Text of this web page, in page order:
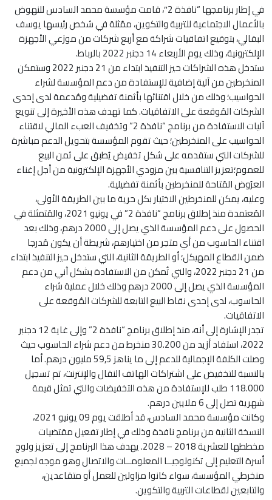
في إطار برنامجها “نافذة 2″، قامت مؤسسة محمد السادس للنهوض
بالأعمال الاجتماعية للتربية والتكوين، ممُثلة في شخص رئيسها يوسف
البقالي، بتوقيع اتفاقيات شراكة مع أربع شركات من موزعي الأجهزة
الإلكترونية، وذلك يوم الأربعاء 14 دجنبر 2022 بالرباط.
ستدخل هذه الشراكات حيز التنفيذ ابتداء من 21 دجنبر 2022 وستمكن
المنخرطين من آلية إضافية للإستفادة من دعم المؤسسة لشراء
الحواسيب؛ وذلك من خلال اقتنائها بأثمنة تفضيلية ومُدعمة لدى إحدى
الشركات المُوقعة على الاتفاقيات. كما تهدف هذه الأخيرة إلى تنويع
آليات الاستفادة من برنامج “نافذة 2” وتخفيف العبء المالي لاقتناء
الحواسيب على المنخرطين؛ حيث تقوم المؤسسة بتحويل الدعم مباشرة
للشركات التي ستقدمه على شكل تخفيض يُطبق على ثمن البيع
للعموم؛تعزيز التنافسية بين مزودي الأجهزة الإلكترونية من أجل إغناء
العرُوض المُتاحة للمنخرطين بأثمنة تفضيلية.
وعليه، يمكن للمنخرطين الاختيار بكل حرية ما بين الطريقة الأولى،
المُعتمدة منذ إطلاق برنامج “نافذة 2” في يونيو 2021، والمُتمثلة في
الحصول على دعم المؤسسة الذي يصل إلى 2000 درهم، وذلك بعد
اقتناء الحاسوب من أي متجر من اختيارهم، شريطة أن يكون مُدرجا
ضمن القطاع المهيكل؛ أو الطريقة الثانية، التي ستدخل حيز التنفيذ ابتداء
من 21 دجنبر 2022، والتي تُمكن من الاستفادة بشكل آني من دعم
المؤسسة الذي يصل إلى 2000 درهم وذلك خلال عملية شراء
الحاسوب، لدى إحدى نقاط البيع التابعة للشركات المُوقعة على
الاتفاقيات.
تجدر الإشارة إلى أنه، منذ إطلاق برنامج “نافذة 2” وإلى غاية 12 دجنبر
2022، استفاد أزيد من 30.200 منخرط من دعم شراء الحاسوب حيث
وصلت الكلفة الإجمالية للدعم إلى ما يناهز 59,5 مليون درهم. أما
بالنسبة للتخفيض على اشتراكات الهاتف النقال والإنترنت، تم تسجيل
118.000 طلب للإستفادة من هذه التخفيضات والتي تمثل قيمة
شهرية تصل إلى 6 ملايين درهم.
وكانت مؤسسة محمد السادس، قد أطلقت يوم 09 يونيو 2021،
النسخة الثانية من برنامج نافذة وذلك في إطار تفعيل مقتضيات
مخططها للعشرية 2018 – 2028. يهدف هذا البرنامج إلى تعزيز ولوج
أسرة التعليم إلى تكنولوجيــا المعلومــات والاتصال وهو موجه لجميع
منخرطي المؤسسة، سواء كانوا مزاولين للعمل أو متقاعدين،
والتابعين لقطاعات التربية والتكوين.